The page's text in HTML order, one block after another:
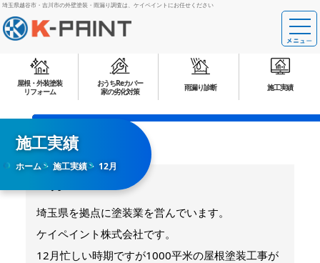
埼玉県越谷市・吉川市の外壁塗装・雨漏り調査は、ケイペイントにお任せください
屋根・外装塗装
リフォーム
おうちReカバー
家の劣化対策
雨漏り診断 施工実績
施工実績
ホーム 施工実績 12月
埼玉県を拠点に塗装業を営んでいます。
ケイペイント株式会社です。
12月忙しい時期ですが1000平米の屋根塗装工事が